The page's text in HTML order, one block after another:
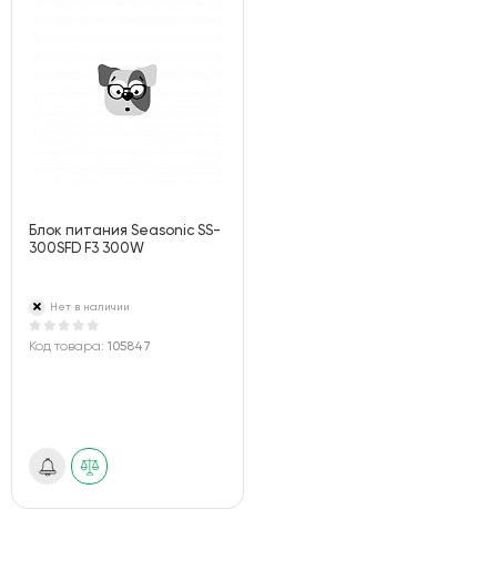
Блок питания Seasonic SS-
300SFD F3 300W
Нет в наличии
Код товара: 105847